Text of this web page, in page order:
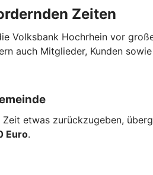
Zeiten
Volksbank Hochrhein vor
auch Mitglieder, Kunden
etwas zurückzugeben,
Euro.